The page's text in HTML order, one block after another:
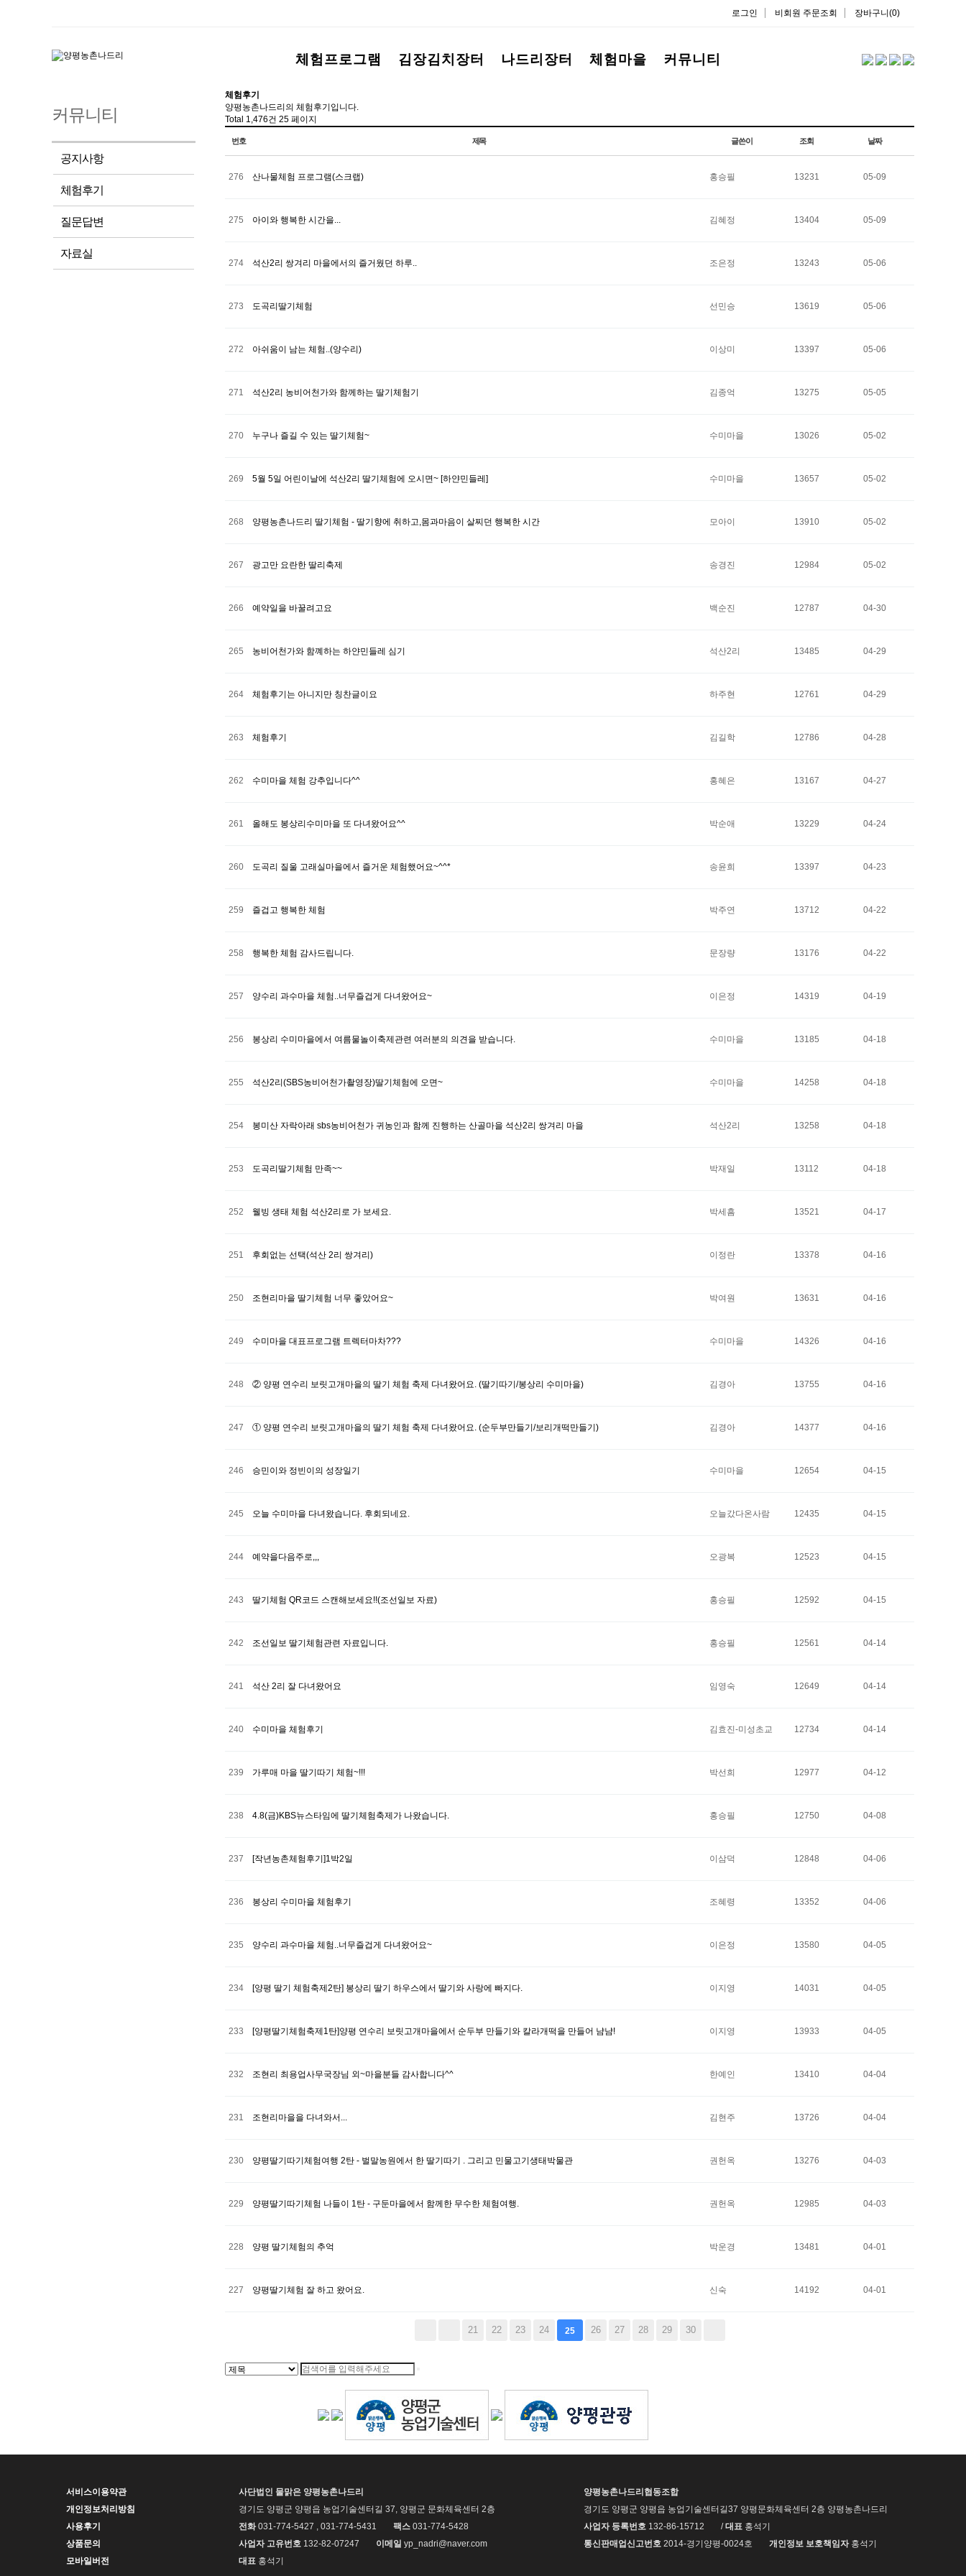
로그인 비회원 주문조회 장바구니(0)
체험프로그램 김장김치장터 나드리장터 체험마을 커뮤니티
커뮤니티
공지사항
체험후기
질문답변
자료실
체험후기
양평농촌나드리의 체험후기입니다.
Total 1,476건 25 페이지
번호 제목 글쓴이 조회 날짜
276 산나물체험 프로그램(스크랩) 홍승필 13231 05-09
275 아이와 행복한 시간을... 김혜정 13404 05-09
274 석산2리 쌍겨리 마을에서의 즐거웠던 하루.. 조은정 13243 05-06
273 도곡리딸기체험 선민승 13619 05-06
272 아쉬움이 남는 체험..(양수리) 이상미 13397 05-06
271 석산2리 농비어천가와 함께하는 딸기체험기 김종억 13275 05-05
270 누구나 즐길 수 있는 딸기체험~ 수미마을 13026 05-02
269 5월 5일 어린이날에 석산2리 딸기체험에 오시면~ [하얀민들레] 수미마을 13657 05-02
268 양평농촌나드리 딸기체험 - 딸기향에 취하고,몸과마음이 살찌던 행복한 시간 모아이 13910 05-02
267 광고만 요란한 딸리축제 송경진 12984 05-02
266 예약일을 바꿀려고요 백순진 12787 04-30
265 농비어천가와 함꼐하는 하얀민들레 심기 석산2리 13485 04-29
264 체험후기는 아니지만 칭찬글이요 하주현 12761 04-29
263 체험후기 김길학 12786 04-28
262 수미마을 체험 강추입니다^^ 홍혜은 13167 04-27
261 올해도 봉상리수미마을 또 다녀왔어요^^ 박순애 13229 04-24
260 도곡리 질울 고래실마을에서 즐거운 체험했어요~^^* 송윤희 13397 04-23
259 즐겁고 행복한 체험 박주연 13712 04-22
258 행복한 체험 감사드립니다. 문장량 13176 04-22
257 양수리 과수마을 체험..너무즐겁게 다녀왔어요~ 이은정 14319 04-19
256 봉상리 수미마을에서 여름물놀이축제관련 여러분의 의견을 받습니다. 수미마을 13185 04-18
255 석산2리(SBS농비어천가촬영장)딸기체험에 오면~ 수미마을 14258 04-18
254 봉미산 자락아래 sbs농비어천가 귀농인과 함께 진행하는 산골마을 석산2리 쌍겨리 마을 석산2리 13258 04-18
253 도곡리딸기체험 만족~~ 박재일 13112 04-18
252 웰빙 생태 체험 석산2리로 가 보세요. 박세흠 13521 04-17
251 후회없는 선택(석산 2리 쌍겨리) 이정란 13378 04-16
250 조현리마을 딸기체험 너무 좋았어요~ 박여원 13631 04-16
249 수미마을 대표프로그램 트렉터마차??? 수미마을 14326 04-16
248 ② 양평 연수리 보릿고개마을의 딸기 체험 축제 다녀왔어요. (딸기따기/봉상리 수미마을) 김경아 13755 04-16
247 ① 양평 연수리 보릿고개마을의 딸기 체험 축제 다녀왔어요. (순두부만들기/보리개떡만들기) 김경아 14377 04-16
246 승민이와 정빈이의 성장일기 수미마을 12654 04-15
245 오늘 수미마을 다녀왔습니다. 후회되네요. 오늘갔다온사람 12435 04-15
244 예약을다음주로,,, 오광복 12523 04-15
243 딸기체험 QR코드 스캔해보세요!!(조선일보 자료) 홍승필 12592 04-15
242 조선일보 딸기체험관련 자료입니다. 홍승필 12561 04-14
241 석산 2리 잘 다녀왔어요 임영숙 12649 04-14
240 수미마을 체험후기 김효진-미성초교 12734 04-14
239 가루매 마을 딸기따기 체험~!!! 박선희 12977 04-12
238 4.8(금)KBS뉴스타임에 딸기체험축제가 나왔습니다. 홍승필 12750 04-08
237 [작년농촌체험후기]1박2일 이삼덕 12848 04-06
236 봉상리 수미마을 체험후기 조혜령 13352 04-06
235 양수리 과수마을 체험..너무즐겁게 다녀왔어요~ 이은정 13580 04-05
234 [양평 딸기 체험축제2탄] 봉상리 딸기 하우스에서 딸기와 사랑에 빠지다. 이지영 14031 04-05
233 [양평딸기체험축제1탄]양평 연수리 보릿고개마을에서 순두부 만들기와 칼라개떡을 만들어 냠냠! 이지영 13933 04-05
232 조현리 최용업사무국장님 외~마을분들 감사합니다^^ 한예인 13410 04-04
231 조현리마을을 다녀와서... 김현주 13726 04-04
230 양평딸기따기체험여행 2탄 - 벌말농원에서 한 딸기따기 . 그리고 민물고기생태박물관 권헌옥 13276 04-03
229 양평딸기따기체험 나들이 1탄 - 구둔마을에서 함께한 무수한 체험여행. 권헌옥 12985 04-03
228 양평 딸기체험의 추억 박운경 13481 04-01
227 양평딸기체험 잘 하고 왔어요. 신숙 14192 04-01
21 22 23 24 25 26 27 28 29 30
서비스이용약관
개인정보처리방침
사용후기
상품문의
모바일버전
사단법인 물맑은 양평농촌나드리
경기도 양평군 양평읍 농업기술센터길 37, 양평군 문화체육센터 2층
전화031-774-5427 , 031-774-5431 팩스 031-774-5428
사업자 고유번호 132-82-07247 이메일 yp_nadri@naver.com
대표 홍석기
양평농촌나드리협동조합
경기도 양평군 양평읍 농업기술센터길37 양평문화체육센터 2층 양평농촌나드리
사업자 등록번호 132-86-15712 /대표 홍석기
통신판매업신고번호 2014-경기양평-0024호 개인정보 보호책임자홍석기